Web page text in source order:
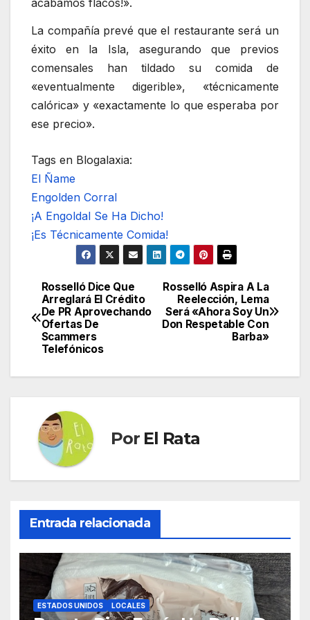
La compañía prevé que el restaurante será un
éxito en la Isla, asegurando que previos
comensales han tildado su comida de
«eventualmente digerible», «técnicamente
calórica» y «exactamente lo que esperaba por
ese precio».
Tags en Blogalaxia:
El Ñame
Engolden Corral
¡A Engoldal Se Ha Dicho!
¡Es Técnicamente Comida!
Navegación
de
entradas
Rosselló Aspira A La
Reelección, Lema
Será «Ahora Soy Un
Don Respetable Con
Barba»
Rosselló Dice Que
Arreglará El Crédito
De PR Aprovechando
Ofertas De
Scammers
Telefónicos
Por El Rata
Entrada relacionada
ESTADOS UNIDOS LOCALES